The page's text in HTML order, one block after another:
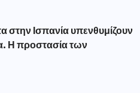
στην Ισπανία υπενθυμίζουν
Η προστασία των